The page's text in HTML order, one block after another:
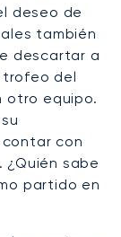
deseo de
también
descartar a
trofeo del
otro equipo.
contar con
sabe
partido en